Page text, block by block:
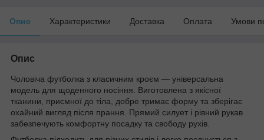
Опис Характеристики Доставка Оплата Умови
Опис
Чоловіча футболка з класичним кроєм — універсальна
модель для щоденного носіння. Виготовлена з якісної
тканини, приємної до тіла, добре тримає форму та зберігає
охайний вигляд після прання. Прямий силует і рівний рукав
забезпечують комфортну посадку та свободу рухів.